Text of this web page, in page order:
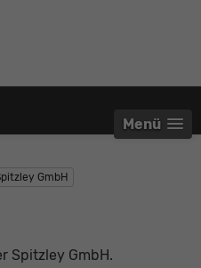
Menü
GmbH
Spitzley GmbH.